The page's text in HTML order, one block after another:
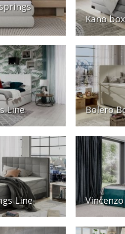
Kano
Line Bolero
Line